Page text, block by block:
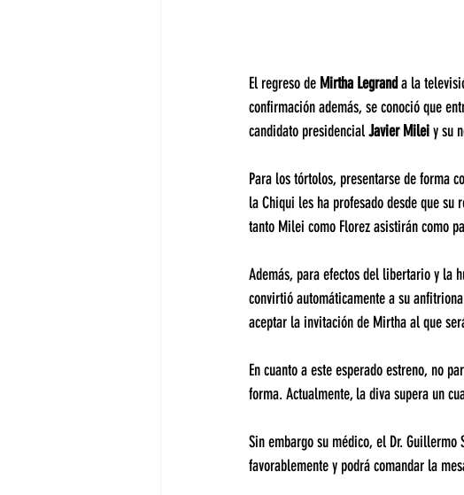
El regreso de Mirtha Legrand a la
confirmación además, se conoció que
candidato presidencial Javier Milei y su
Para los tórtolos, presentarse de forma
la Chiqui les ha profesado desde que
tanto Milei como Florez asistirán como
Además, para efectos del libertario y la
convirtió automáticamente a su
aceptar la invitación de Mirtha al que
En cuanto a este esperado estreno, no
forma. Actualmente, la diva supera un
Sin embargo su médico, el Dr.
favorablemente y podrá comandar la